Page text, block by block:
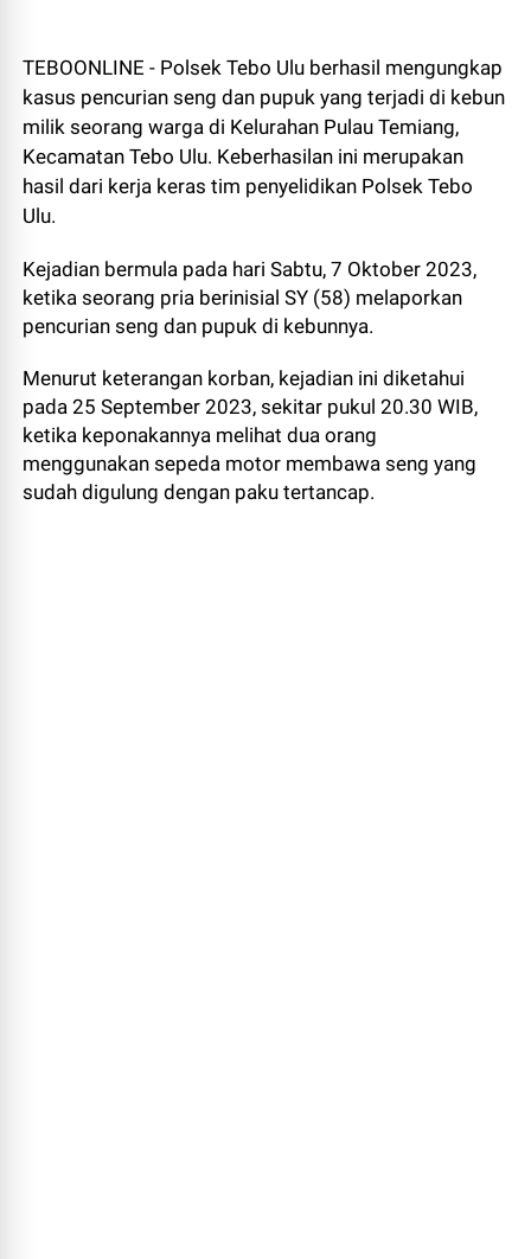
TEBOONLINE - Polsek Tebo Ulu berhasil mengungkap
kasus pencurian seng dan pupuk yang terjadi di kebun
milik seorang warga di Kelurahan Pulau Temiang,
Kecamatan Tebo Ulu. Keberhasilan ini merupakan
hasil dari kerja keras tim penyelidikan Polsek Tebo
Ulu.
Kejadian bermula pada hari Sabtu, 7 Oktober 2023,
ketika seorang pria berinisial SY (58) melaporkan
pencurian seng dan pupuk di kebunnya.
Menurut keterangan korban, kejadian ini diketahui
pada 25 September 2023, sekitar pukul 20.30 WIB,
ketika keponakannya melihat dua orang
menggunakan sepeda motor membawa seng yang
sudah digulung dengan paku tertancap.